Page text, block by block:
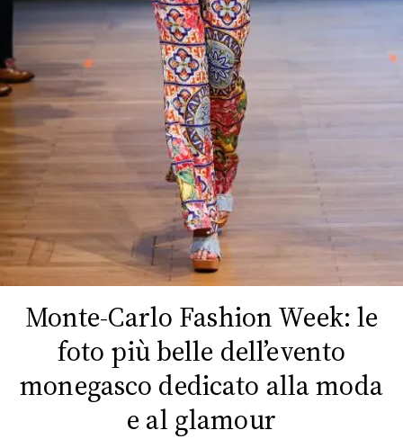
VIDEO
TV
PRINCIPATO
DI
MONACO
RMC
CONSIGLIA
Monte-Carlo Fashion Week: le
foto più belle dell’evento
monegasco dedicato alla moda
e al glamour